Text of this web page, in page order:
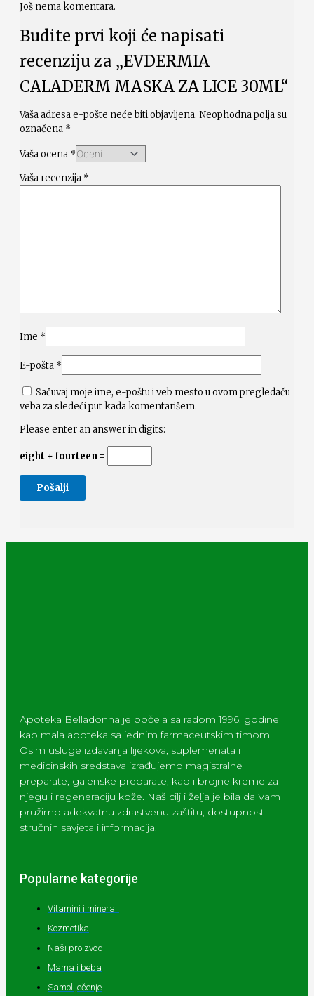
Još nema komentara.
Budite prvi koji će napisati
recenziju za „EVDERMIA
CALADERM MASKA ZA LICE 30ML“
Vaša adresa e-pošte neće biti objavljena. Neophodna polja su
označena *
Vaša ocena *
Vaša recenzija *
Ime *
E-pošta *
Sačuvaj moje ime, e-poštu i veb mesto u ovom pregledaču
veba za sledeći put kada komentarišem.
Please enter an answer in digits:
eight + fourteen =
Apoteka Belladonna je počela sa radom 1996. godine
kao mala apoteka sa jednim farmaceutskim timom.
Osim usluge izdavanja lijekova, suplemenata i
medicinskih sredstava izrađujemo magistralne
preparate, galenske preparate, kao i brojne kreme za
njegu i regeneraciju kože. Naš cilj i želja je bila da Vam
pružimo adekvatnu zdrastvenu zaštitu, dostupnost
stručnih savjeta i informacija.
Popularne kategorije
Vitamini i minerali
Kozmetika
Naši proizvodi
Mama i beba
Samoliječenje